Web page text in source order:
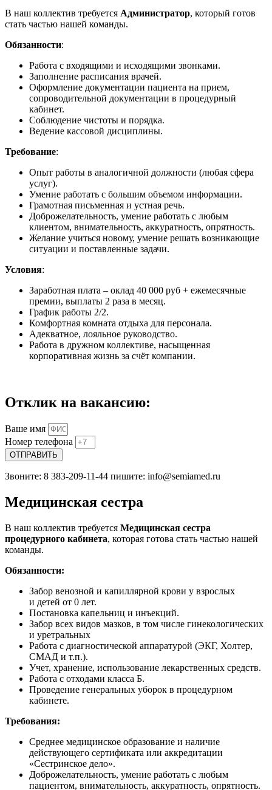
В наш коллектив требуется Администратор, который готов
стать частью нашей команды.
Обязанности:
Работа с входящими и исходящими звонками.
Заполнение расписания врачей.
Оформление документации пациента на прием,
сопроводительной документации в процедурный
кабинет.
Соблюдение чистоты и порядка.
Ведение кассовой дисциплины.
Требование:
Опыт работы в аналогичной должности (любая сфера
услуг).
Умение работать с большим объемом информации.
Грамотная письменная и устная речь.
Доброжелательность, умение работать с любым
клиентом, внимательность, аккуратность, опрятность.
Желание учиться новому, умение решать возникающие
ситуации и поставленные задачи.
Условия:
Заработная плата – оклад 40 000 руб + ежемесячные
премии, выплаты 2 раза в месяц.
График работы 2/2.
Комфортная комната отдыха для персонала.
Адекватное, лояльное руководство.
Работа в дружном коллективе, насыщенная
корпоративная жизнь за счёт компании.
Отклик на вакансию:
Ваше имя
Номер телефона
ОТПРАВИТЬ
Звоните: 8 383-209-11-44 пишите: info@semiamed.ru
Медицинская сестра
В наш коллектив требуется Медицинская сестра
процедурного кабинета, которая готова стать частью нашей
команды.
Обязанности:
Забор венозной и капиллярной крови у взрослых
и детей от 0 лет.
Постановка капельниц и инъекций.
Забор всех видов мазков, в том числе гинекологических
и уретральных
Работа с диагностической аппаратурой (ЭКГ, Холтер,
СМАД и т.п.).
Учет, хранение, использование лекарственных средств.
Работа с отходами класса Б.
Проведение генеральных уборок в процедурном
кабинете.
Требования:
Среднее медицинское образование и наличие
действующего сертификата или аккредитации
«Сестринское дело».
Доброжелательность, умение работать с любым
пациентом, внимательность, аккуратность, опрятность.